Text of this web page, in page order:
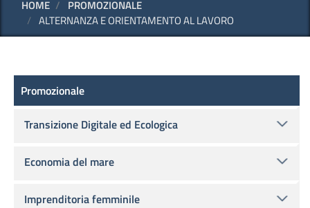
HOME
PROMOZIONALE
ALTERNANZA E ORIENTAMENTO AL LAVORO
Promozionale
Promozionale
Transizione Digitale ed Ecologica
Economia del mare
Imprenditoria femminile